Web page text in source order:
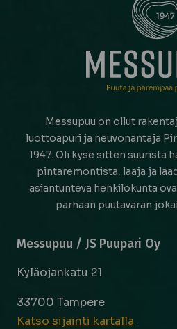
Messupuu on ollut
luottoapuri ja neuvonantaja
1947. Oli kyse sitten suurista
pintaremontista, laaja ja
asiantunteva henkilökunta
parhaan puutavaran
Messupuu / JS Puupari Oy
Kyläojankatu 21
33700 Tampere
Katso sijainti kartalla